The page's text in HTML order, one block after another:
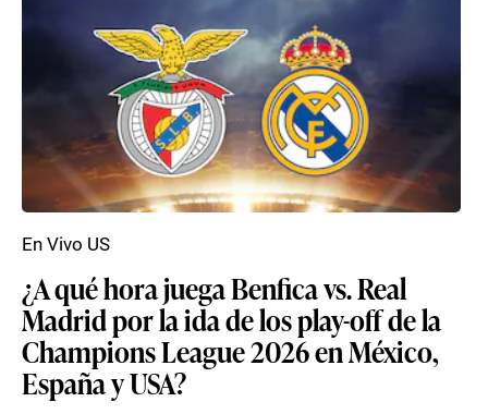
¿A qué hora juega Benfica vs. Real
Madrid por la ida de los play-off de la
Champions League 2026 en México,
España y USA?
En Vivo US